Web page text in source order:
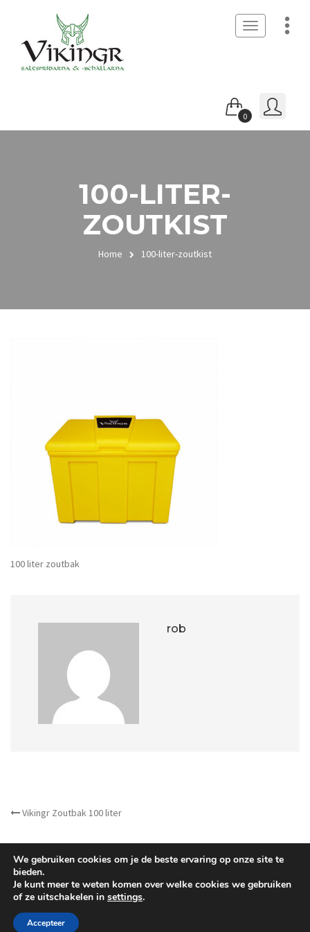
Toggle
navigation
0
100-LITER-
ZOUTKIST
Home 100-liter-zoutkist
100 liter zoutbak
rob
Vikingr Zoutbak 100 liter
©Barrera B.V.- All Right reserved.
We gebruiken cookies om je de beste ervaring op onze site te
bieden.
Je kunt meer te weten komen over welke cookies we gebruiken
of ze uitschakelen in settings.
Accepteer